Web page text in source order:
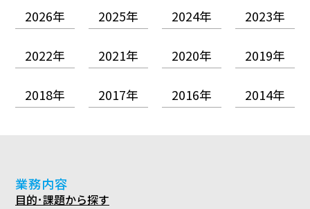
2026 2025 2024 2023
2022 2021 2020 2019
2018 2017 2016 2014
業務内容
目的･課題から探す